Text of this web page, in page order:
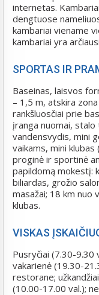
internetas.
dengtuose
kambariai viename
kambariai yra
SPORTAS IR
Baseinas, laisvos
– 1,5 m, atskira
rankšluosčiai prie
įranga nuomai, stalo
vandensvydis, mini
vaikams, mini
proginė ir sportinė
papildomą mokestį:
biliardas, grožio
masažai; 18 km nuo
klubas.
VISKAS
Pusryčiai (7.30-9.30
vakarienė (19.30-
restorane;
(10.00-17.00 val.);